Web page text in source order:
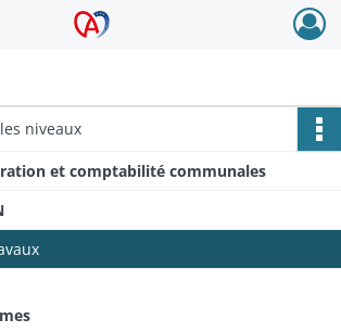
Archives Alsace - Colmar
niveaux
et comptabilité communales